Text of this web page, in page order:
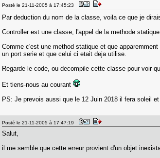
Posté le 21-11-2005 à 17:45:23
Par deduction du nom de la classe, voila ce que je
Controller est une classe, l'appel de la methode
Comme c'est une method statique et que
un port serie et que celui ci etait deja utilise.
Regarde le code, ou decompile cette classe pour voir
Et tiens-nous au courant
PS: Je prevois aussi que le 12 Juin 2018 il fera soleil
Posté le 21-11-2005 à 17:47:19
Salut,
il me semble que cette erreur provient d'un objet